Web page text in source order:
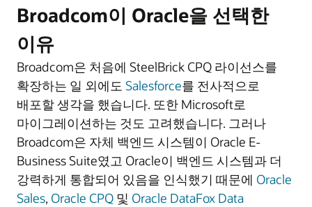
Broadcom이 Oracle을 선택한
이유
Broadcom은 처음에 SteelBrick CPQ 라이선스를
확장하는 일 외에도 Salesforce를 전사적으로
배포할 생각을 했습니다. 또한 Microsoft로
마이그레이션하는 것도 고려했습니다. 그러나
Broadcom은 자체 백엔드 시스템이 Oracle E-
Business Suite였고 Oracle이 백엔드 시스템과 더
강력하게 통합되어 있음을 인식했기 때문에 Oracle
Sales, Oracle CPQ 및 Oracle DataFox Data